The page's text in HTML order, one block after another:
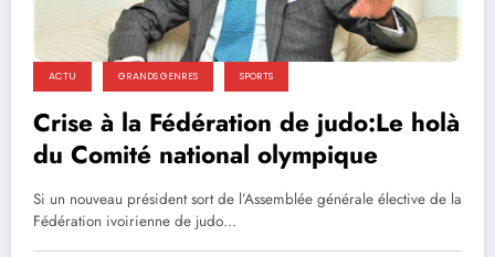
ACTU GRANDS GENRES SPORTS
Crise à la Fédération de judo:Le holà
du Comité national olympique
Si un nouveau président sort de l’Assemblée générale élective de la
Fédération ivoirienne de judo…